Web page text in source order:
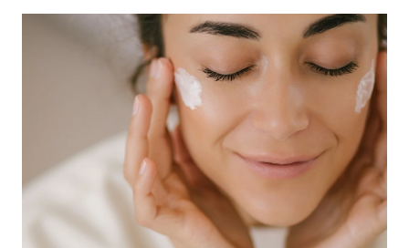
MODA & LJEPOTA